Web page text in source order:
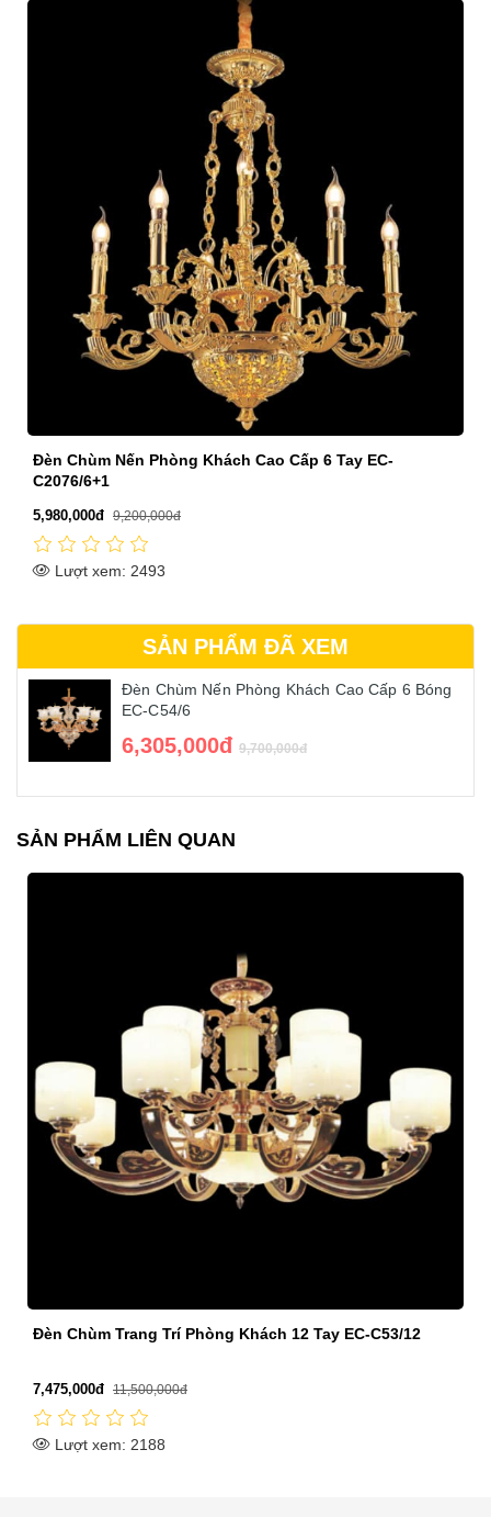
Đèn Chùm Nến Phòng Khách Cao Cấp 6 Tay EC-
C2076/6+1
5,980,000đ 9,200,000đ
Lượt xem: 2493
SẢN PHẨM ĐÃ XEM
Đèn Chùm Nến Phòng Khách Cao Cấp 6 Bóng
EC-C54/6
6,305,000đ 9,700,000đ
SẢN PHẨM LIÊN QUAN
Đèn Chùm Trang Trí Phòng Khách 12 Tay EC-C53/12
7,475,000đ 11,500,000đ
Lượt xem: 2188